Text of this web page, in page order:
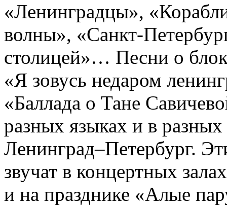
«Ленинградцы»,
волны», «Санкт-
столицей»… Песни о
«Я зовусь недаром
«Баллада о Тане
разных языках и в разных
Ленинград–Петербург.
звучат в концертных
и на празднике «Алые